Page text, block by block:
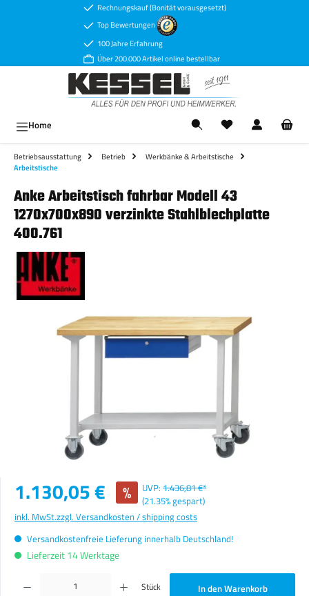
Zum Hauptinhalt springenRechnungskauf (Bonität vorausgesetzt)
Top Bewertungen
100 Jahre Erfahrung
Über 200.000 Artikel online bestellbar
Home
Betriebsausstattung Betrieb
Werkbänke & Arbeitstische
Arbeitstische
Anke Arbeitstisch fahrbar Modell 43
1270x700x890 verzinkte Stahlblechplatte
400.761
Bildergalerie überspringen
Verkaufspreis:
1.130,05 € % UVP: 1.436,81 €*
(21.35% gespart)
inkl. MwSt.zzgl. Versandkosten / shipping costs
Versandkostenfreie Lieferung innerhalb Deutschland!
Lieferzeit 14 Werktage
Produkt Anzahl: Gib den gewünschten Wert ein oder benutze die Schaltflächen um die Anzahl zu
Stück In den Warenkorb